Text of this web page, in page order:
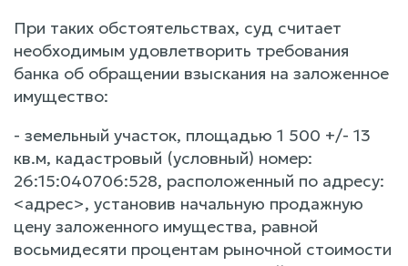
При таких обстоятельствах, суд считает
необходимым удовлетворить требования
банка об обращении взыскания на заложенное
имущество:
- земельный участок, площадью 1 500 +/- 13
кв.м, кадастровый (условный) номер:
26:15:040706:528, расположенный по адресу:
<адрес>, установив начальную продажную
цену заложенного имущества, равной
восьмидесяти процентам рыночной стоимости